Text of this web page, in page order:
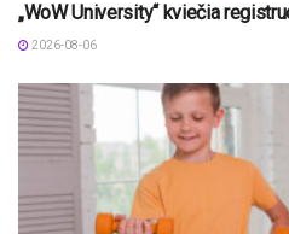
„WoW University“ kviečia
2026-08-06